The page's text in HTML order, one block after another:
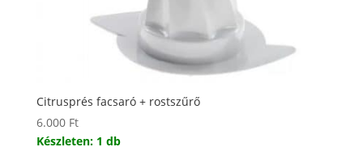
Citrusprés facsaró + rostszűrő
6.000 Ft
Készleten: 1 db